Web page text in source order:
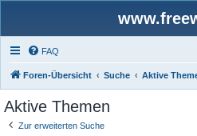
FAQ
Foren-Übersicht Suche Aktive
Aktive Themen
Zur erweiterten Suche